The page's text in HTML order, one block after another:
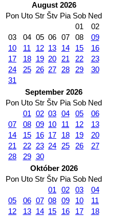
August 2026
Pon Uto Str Štv Pia Sob Ned
01
02
03
04 05 06 07 08
09
10
11 12 13 14 15
16
17
18 19 20 21 22
23
24
25 26 27 28 29
30
31
September 2026
Pon Uto Str Štv Pia Sob Ned
01 02 03 04 05
06
07
08 09 10 11 12
13
14
15 16 17 18 19
20
21
22 23 24 25 26
27
28
29 30
Október 2026
Pon Uto Str Štv Pia Sob Ned
01
02 03
04
05
06 07 08 09 10
11
12
13 14 15 16 17
18